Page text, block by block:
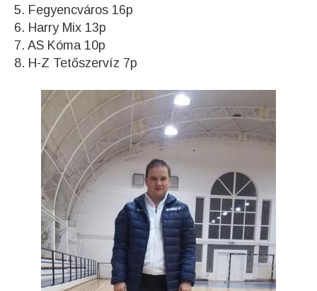
5. Fegyencváros 16p
6. Harry Mix 13p
7. AS Kóma 10p
8. H-Z Tetőszervíz 7p